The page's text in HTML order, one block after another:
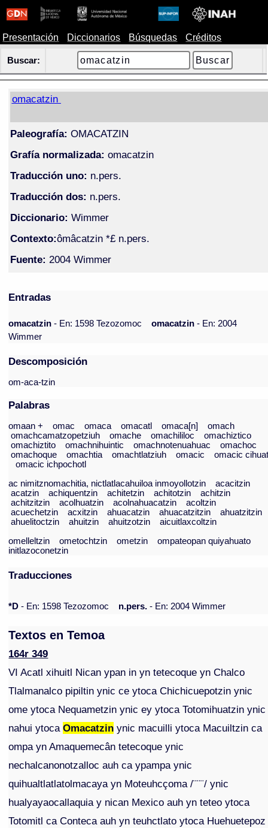
Presentación Diccionarios Búsquedas Créditos
Buscar:
omacatzin
Paleografía: OMACATZIN
Grafía normalizada: omacatzin
Traducción uno: n.pers.
Traducción dos: n.pers.
Diccionario: Wimmer
Contexto:ômâcatzin *£ n.pers.
Fuente: 2004 Wimmer
Entradas
omacatzin- En: 1598 Tezozomoc omacatzin- En: 2004
Wimmer
Descomposición
om-aca-tzin
Palabras
omaan + omac omaca omacatl omaca[n]
omach
omachcamatzopetziuh
omache omachililoc
omachiztico
omachiztito
omachnihuintic omachnotenuahuac
omachoc
omachoque
omachtia omachtlatziuh omacic
omacic
omacic ichpochotl
ac nimitznomachitia, nictlatlacahuiloa inmoyollotzin
acacitzin
acatzin
achiquentzin achitetzin achitotzin
achitzin
achitzitzin
acolhuatzin acolnahuacatzin
acoltzin
acuechetzin
acxitzin ahuacatzin ahuacatzitzin
ahuatzitzin
ahuelitoctzin
ahuitzin ahuitzotzin
aicuitlaxcoltzin
omelleltzin
ometochtzin ometzin
ompateopan quiyahuato
initlazoconetzin
Traducciones
*D - En: 1598 Tezozomoc n.pers. - En: 2004 Wimmer
Textos en Temoa
164r 349
VI Acatl xihuitl Nican ypan in yn tetecoque yn Chalco
Tlalmanalco pipiltin ynic ce ytoca Chichicuepotzin ynic
ome ytoca Nequametzin ynic ey ytoca Totomihuatzin ynic
nahui ytocaOmacatzin ynic macuilli ytoca Macuiltzin ca
ompa yn Amaquemecân tetecoque ynic
nechalcanonotzalloc auh ca ypampa ynic
quihualtlatlatolmacaya yn Moteuhcçoma /¨¨¨/ ynic
hualyayaocallaquia y nican Mexico auh yn teteo ytoca
Totomitl ca Conteca auh yn teuhctlato ytoca Huehuetepoz